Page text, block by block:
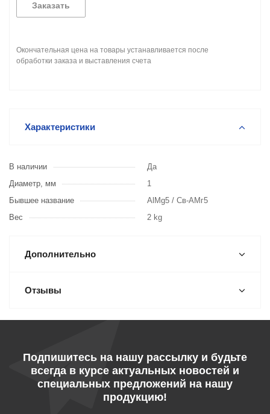
Заказать
Окончательная цена на товары устанавливается после
обработки заказа и выставления счета
Характеристики
В наличии
Да
Диаметр, мм
1
Бывшее название
AlMg5 / Св-АМг5
Вес
2 kg
Дополнительно
Отзывы
Подпишитесь на нашу рассылку и будьте
всегда в курсе актуальных новостей и
специальных предложений на нашу
продукцию!